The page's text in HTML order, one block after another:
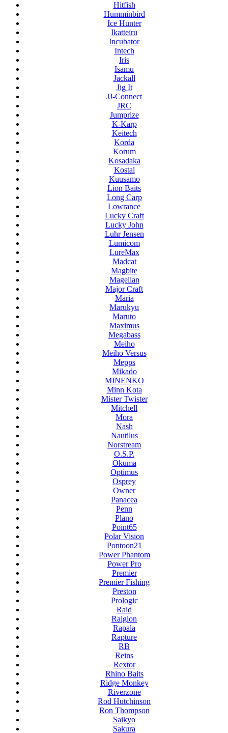
Hitfish
Humminbird
Ice Hunter
Ikatteiru
Incubator
Intech
Iris
Isamu
Jackall
Jig It
JJ-Connect
JRC
Jumprize
K-Karp
Keitech
Korda
Korum
Kosadaka
Kostal
Kuusamo
Lion Baits
Long Carp
Lowrance
Lucky Craft
Lucky John
Luhr Jensen
Lumicom
LureMax
Madcat
Magbite
Magellan
Major Craft
Maria
Marukyu
Maruto
Maximus
Megabass
Meiho
Meiho Versus
Mepps
Mikado
MINENKO
Minn Kota
Mister Twister
Mitchell
Mora
Nash
Nautilus
Norstream
O.S.P.
Okuma
Optimus
Osprey
Owner
Panacea
Penn
Plano
Point65
Polar Vision
Pontoon21
Power Phantom
Power Pro
Premier
Premier Fishing
Preston
Prologic
Raid
Raiglon
Rapala
Rapture
RB
Reins
Rextor
Rhino Baits
Ridge Monkey
Riverzone
Rod Hutchinson
Ron Thompson
Saikyo
Sakura